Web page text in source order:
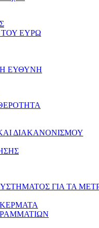
ΕΥΡΩ
ΕΥΘΥΝΗ
ΔΙΑΚΑΝΟΝΙΣΜΟΥ
ΓΙΑ ΤΑ